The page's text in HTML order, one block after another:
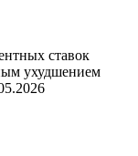
ставок
ухудшением